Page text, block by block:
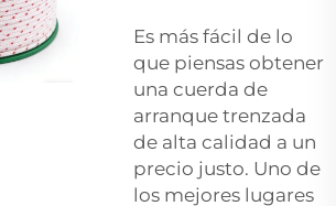
Es más fácil de lo
que piensas obtener
una cuerda de
arranque trenzada
de alta calidad a un
precio justo. Uno de
los mejores lugares